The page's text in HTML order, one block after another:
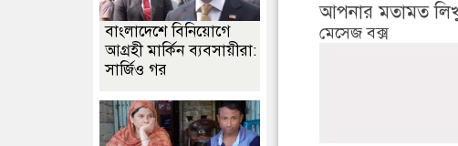
আপনার মতামত
মেসেজ বক্স
বাংলাদেশে বিনিয়োগে
আগ্রহী মার্কিন ব্যবসায়ীরা:
সার্জিও গর